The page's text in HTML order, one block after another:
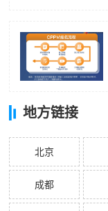
地方链接
北京
成都